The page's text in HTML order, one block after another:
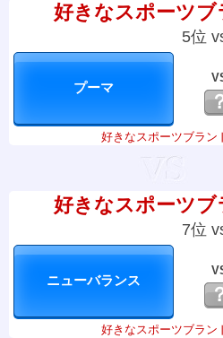
好きなスポーツブ
5位
好きなスポーツブラン
好きなスポーツブ
7位
好きなスポーツブラン